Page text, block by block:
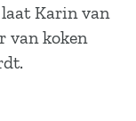
Karin van
van koken